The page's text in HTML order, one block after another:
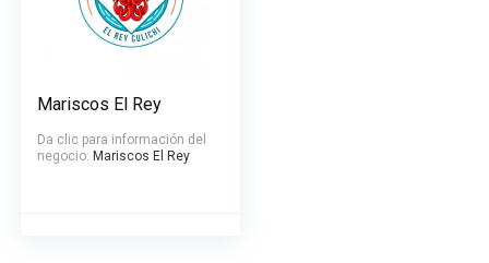
Mariscos El Rey
Da clic para información del
negocio: Mariscos El Rey